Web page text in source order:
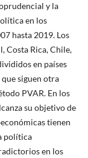
y la
en los
hasta 2019. Los
Costa Rica, Chile,
en países
siguen otra
PVAR. En los
su objetivo de
tienen
política
en los